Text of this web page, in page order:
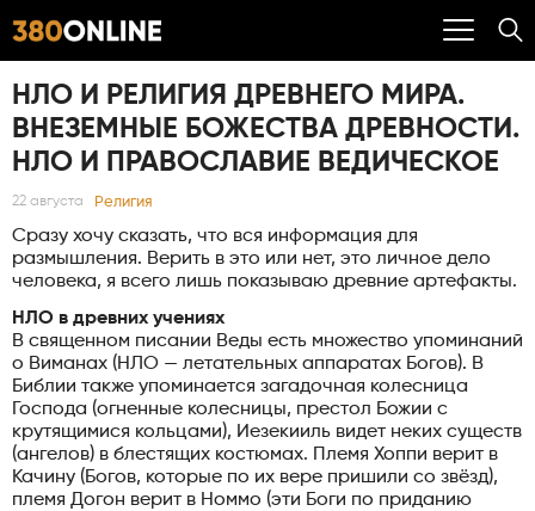
НЛО И РЕЛИГИЯ ДРЕВНЕГО МИРА.
ВНЕЗЕМНЫЕ БОЖЕСТВА ДРЕВНОСТИ.
НЛО И ПРАВОСЛАВИЕ ВЕДИЧЕСКОЕ
22 августа Религия
Cразу хочу сказать, что вся информация для
размышления. Верить в это или нет, это личное дело
человека, я всего лишь показываю древние артефакты.
НЛО в древних учениях
В священном писании Веды есть множество упоминаний
о Виманах (НЛО — летательных аппаратах Богов). В
Библии также упоминается загадочная колесница
Господа (огненные колесницы, престол Божии с
крутящимися кольцами), Иезекииль видет неких существ
(ангелов) в блестящих костюмах. Племя Хоппи верит в
Качину (Богов, которые по их вере пришили со звёзд),
племя Догон верит в Номмо (эти Боги по приданию